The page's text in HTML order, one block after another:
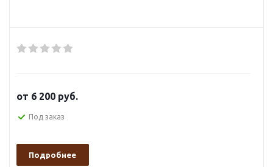
от 6 200 руб.
Под заказ
Подробнее